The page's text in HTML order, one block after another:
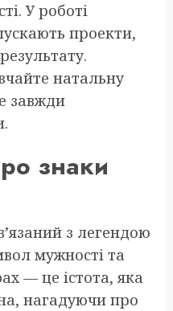
У роботі
проекти,
натальну
завжди
знаки
з легендою
мужності та
— це істота, яка
нагадуючи про